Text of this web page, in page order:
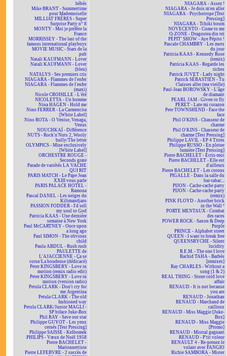
bébés
Mike BRANT - Summertime
pour Mademoiselle
MILLIAT FRÈRES - Super
Surprise Party n° 8
MONTY - Moi je préfère la
France
MORRISSEY - The last of the
famous international playboys
MOVIE MUSIC - Stars de la
pub
Natali KAUFMANN - Lover
Natali KAUFMANN - Lover
(bleu)
NATALYS - Ses premiers cris
NIAGARA - Flammes de l'enfer
NIAGARA - Flammes de l'enfer
(maxi)
Nicole CROISILLE - L'été
NICOLETTA - Un homme
Nina HAGEN - Hold me
Nino FERRER - La Carmencita
[White Label]
Nino ROTA - O Venise, Venaga,
Venus
NOUCHKAÏ - Différence
NUTS - Rock'n'Nuts 2, Wooly
bully/The letter
OLYMPICS - Mine exclusively
[White Label]
ORCHESTRE ROUGE -
Seconds grate
Parade de variétés LA VACHE
QUI RIT
PARIS MATCH - Le Pape Jean
XXIII vous parle
PARIS PALACE HOTEL -
Ramona
Pascal DANEL - Les neiges du
Kilimandjaro
PASSION FODDER - I'd sell
my soul to God
Patricia KAAS - Une dernière
semaine à New York
Paul McCARTNEY - Once upon
a long ago
Paul SIMON - The obvious
child
Paula ABDUL - Rush rush
PAULETTE de
L'AJACCIENNE - Ça se
corse/La boudeuse (dédicacé)
Peter KINGSBERY - Love in
motion (remix radio edit)
Peter KINGSBERY - Love in
motion (version radio)
Petula CLARK - Don't cry for
me Argentina
Petula CLARK - The old
fashioned way
Petula CLARK/Junior MAGLI -
SP biface Juke-Box
Phil RAY - Save our star
Philippe GUYOT - Les yeux
cernés [Test Pressing]
Philippe SAISSE - Kelbomek
PHILIPS - Vœux de Noël 1958
Pierre BACHELET -
Marionnettiste
Pierre LEFEBVRE - 2 succès de
NIAGARA - Assez !
NIAGARA - Je dois m'en aller
NIAGARA - Psychotrope [Test
Pressing]
NIAGARA - Tchiki boum
NOVECENTO - Come to me
O-ZONE - Dragostea din teï
PÉPIT' SHOW - Aye Pépito !
Pascale CHAMBRY - Les mots
du jour
Patricia KAAS - Kennedy Rose
(remix)
Patricia KAAS - Regarde les
riches
Patrick JUVET - Lady night
Patrick SÉBASTIEN - Tu
t'laisses aller (ma vieille)
Paul-Jean BOROWSKY - L'âge
de diamant
PEARL JAM - Given to fly
PERET - Late mi corazon
Pete TOWNSHEND - Face the
face
Phil O'KINS - Chasseur de
charme
Phil O'KINS - Chasseur de
charme [Test Pressing]
Philippe LAVIL - EP 4 Titres
Philippe RUSSO - En pleine
lumière [Test Pressing]
Pierre BACHELET - Écris-moi
Pierre BACHELET - Elle est
d'ailleurs
Pierre BACHELET - Les corons
PIGALLE - Dans la salle du
bar-tabac...
PIJON - Cache-cache party
PIJON - Cache-cache party
(remix)
PINK FLOYD - Another brick
in the Wall ²
PORTE MENTAUX - Combat
des races
POWER ROCK - Saxon & Deep
Purple
PRINCE - Alphabet street
QUEEN - I want to break free
QUEENSRYCHE - Silent
lucidity
R.E.M. - The one I love
Rachid TAHA - Barbès
[remixes]
Ray CHARLES - Without a
song (1 & 2)
REAL THING - Stone cold love
affair
RENAUD - It is not because
you are
RENAUD - Jonathan
RENAUD - Marchand de
cailloux
RENAUD - Miss Maggie [Juke-
Box]
RENAUD - Miss Maggie
[Promo]
RENAUD - Mistral gagnant
RENAUD - P'tit voleur
RENAULT 4 - Re-prenez le
volant avec FANGIO
Richie SAMBORA - Mister